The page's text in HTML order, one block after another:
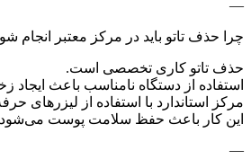
—
چرا حذف تاتو باید در مرکز معتبر انجام
حذف تاتو کاری تخصصی است.
استفاده از دستگاه نامناسب باعث
مرکز استاندارد با استفاده از لیزرهای
این کار باعث حفظ سلامت پوست
—